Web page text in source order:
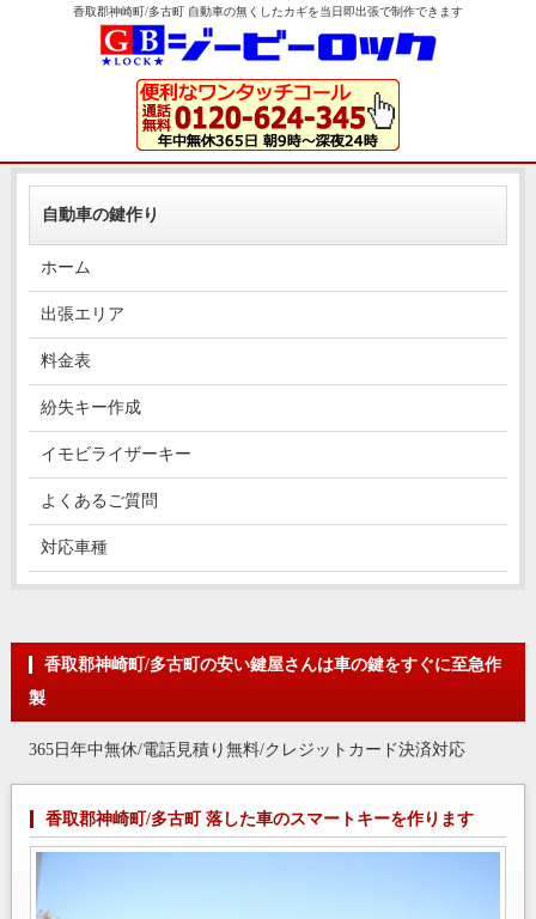
香取郡神崎町/多古町 自動車の無くしたカギを当日即出張で制作できます
香取郡神崎町/多古町の安い鍵屋さんは車の鍵をすぐに至急作
製
365日年中無休/電話見積り無料/クレジットカード決済対応
香取郡神崎町/多古町 落した車のスマートキーを作ります
自動車の鍵作り
ホーム
出張エリア
料金表
紛失キー作成
イモビライザーキー
よくあるご質問
対応車種